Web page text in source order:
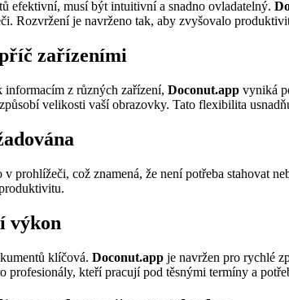
efektivní, musí být intuitivní a snadno ovladatelný.
Rozvržení je navrženo tak, aby zvyšovalo
zařízeními
z různých zařízení, Doconut.app vyniká
velikosti vaší obrazovky. Tato flexibilita
prohlížeči, což znamená, že není potřeba stahovat
výkon
klíčová. Doconut.app je navržen pro rychlé
profesionály, kteří pracují pod těsnými termíny a